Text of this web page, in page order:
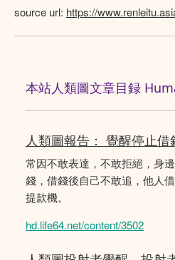
source url: https://
本站人類圖文章目録
人類圖報告： 覺醒停止
常因不敢表達，不敢拒絕，身
錢，借錢後自己不敢追，他人
提款機。
hd.life64.net/content/3502